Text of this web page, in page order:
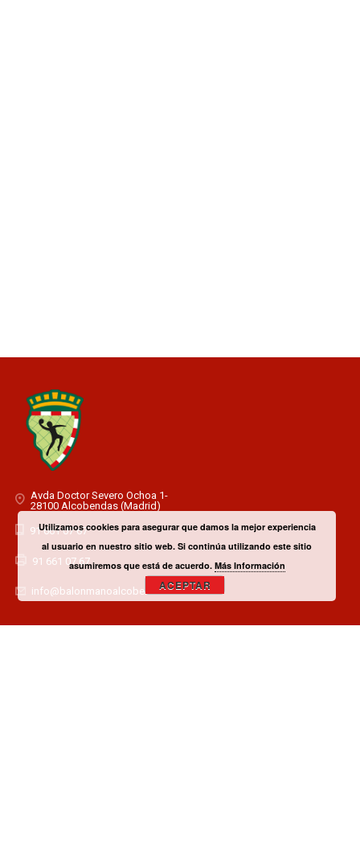
Avda Doctor Severo Ochoa 1-
28100 Alcobendas (Madrid)
91 661 07 67
91 661 07 67
info@balonmanoalcobendas.es
Utilizamos cookies para asegurar que damos la mejor experiencia
al usuario en nuestro sitio web. Si continúa utilizando este sitio
asumiremos que está de acuerdo. Más Información
ACEPTAR